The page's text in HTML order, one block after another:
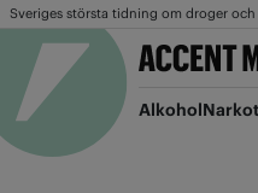
Sveriges största tidning om droger
Alkohol